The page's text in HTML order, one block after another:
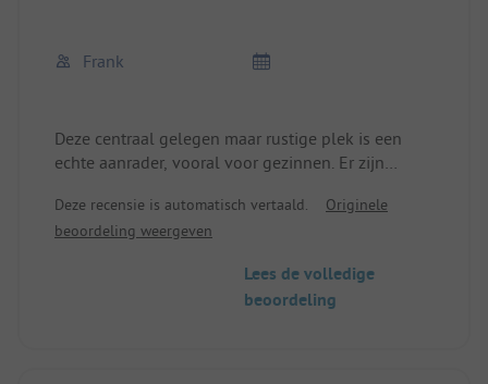
Frank
Deze centraal gelegen maar rustige plek is een
echte aanrader, vooral voor gezinnen. Er zijn
te brengen: Zandstrand, waterglijbanen, tennis,
tafeltennis, minigolf, tafelvoetbal....
Deze recensie is automatisch vertaald.
Originele
beoordeling weergeven
Lees de volledige
beoordeling